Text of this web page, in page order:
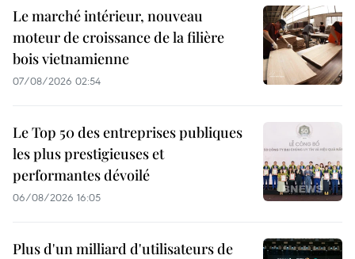
Le marché intérieur, nouveau
moteur de croissance de la filière
bois vietnamienne
07/08/2026 02:54
Le Top 50 des entreprises publiques
les plus prestigieuses et
performantes dévoilé
06/08/2026 16:05
Plus d'un milliard d'utilisateurs de